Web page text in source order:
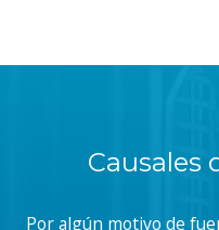
Causales
Por algún motivo de